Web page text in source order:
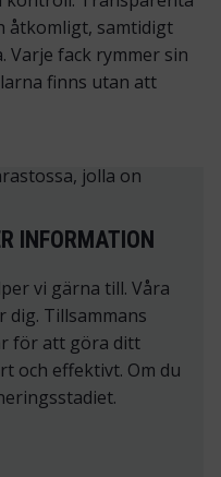
åtkomligt, samtidigt
Varje fack rymmer sin
finns utan att
INFORMATION
vi gärna till. Våra
dig. Tillsammans
för att göra ditt
och effektivt. Om du